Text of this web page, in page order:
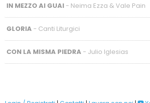
IN MEZZO AI GUAI- Neima Ezza & Vale Pain
GLORIA - Canti Liturgici
CON LA MISMA PIEDRA - Julio Iglesias